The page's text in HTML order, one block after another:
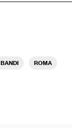
BANDI ROMA